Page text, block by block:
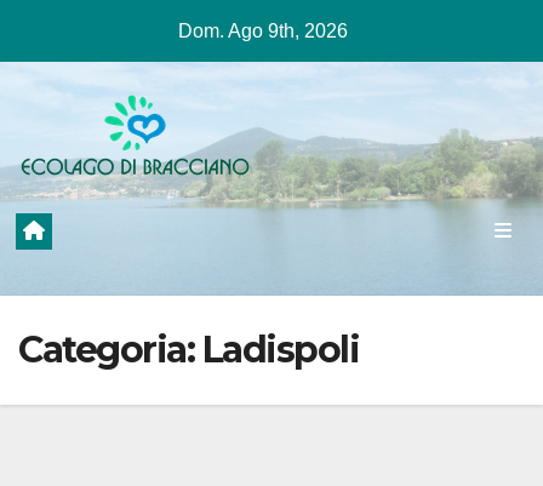
contenuto
Dom. Ago 9th, 2026
Categoria: Ladispoli